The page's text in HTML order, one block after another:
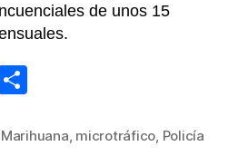
de unos 15
Pi
m
Marihuana, microtráfico, Policía